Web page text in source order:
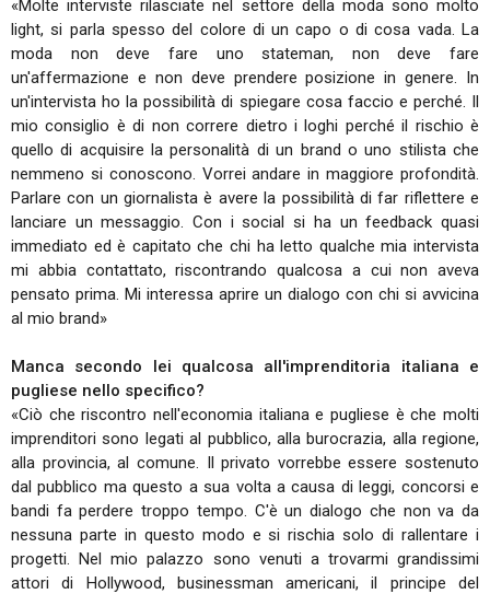
«Molte interviste rilasciate nel settore della moda sono molto
light, si parla spesso del colore di un capo o di cosa vada. La
moda non deve fare uno stateman, non deve fare
un'affermazione e non deve prendere posizione in genere. In
un'intervista ho la possibilità di spiegare cosa faccio e perché. Il
mio consiglio è di non correre dietro i loghi perché il rischio è
quello di acquisire la personalità di un brand o uno stilista che
nemmeno si conoscono. Vorrei andare in maggiore profondità.
Parlare con un giornalista è avere la possibilità di far riflettere e
lanciare un messaggio. Con i social si ha un feedback quasi
immediato ed è capitato che chi ha letto qualche mia intervista
mi abbia contattato, riscontrando qualcosa a cui non aveva
pensato prima. Mi interessa aprire un dialogo con chi si avvicina
al mio brand»
Manca secondo lei qualcosa all'imprenditoria italiana e
pugliese nello specifico?
«Ciò che riscontro nell'economia italiana e pugliese è che molti
imprenditori sono legati al pubblico, alla burocrazia, alla regione,
alla provincia, al comune. Il privato vorrebbe essere sostenuto
dal pubblico ma questo a sua volta a causa di leggi, concorsi e
bandi fa perdere troppo tempo. C'è un dialogo che non va da
nessuna parte in questo modo e si rischia solo di rallentare i
progetti. Nel mio palazzo sono venuti a trovarmi grandissimi
attori di Hollywood, businessman americani, il principe del